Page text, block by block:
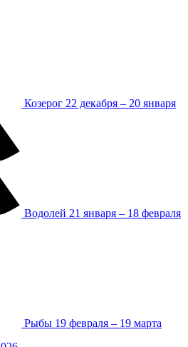
Козерог 22 декабря – 20 января
Водолей 21 января – 18 февраля
Рыбы 19 февраля – 19 марта